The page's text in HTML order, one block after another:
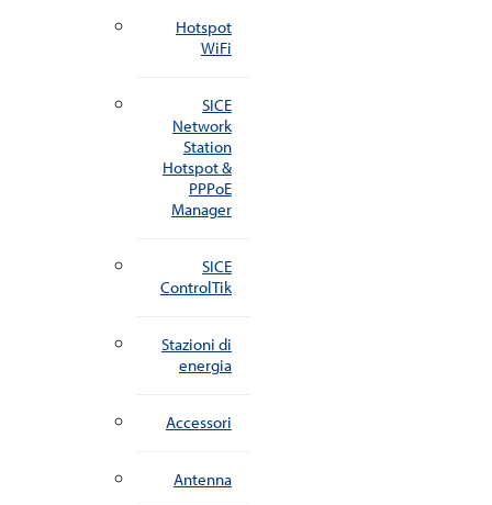
Hotspot
WiFi
SICE
Network
Station
Hotspot &
PPPoE
Manager
SICE
ControlTik
Stazioni di
energia
Accessori
Antenna